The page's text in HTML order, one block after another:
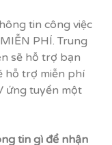
tin công việc
PHÍ. Trung
sẽ hỗ trợ bạn
hỗ trợ miễn phí
ứng tuyển một
tin gì để nhận